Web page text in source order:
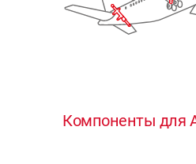
Компоненты для